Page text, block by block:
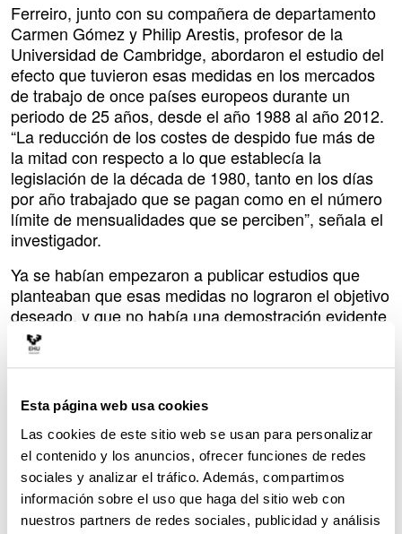
Esta página web usa cookies
Las cookies de este sitio web se usan para personalizar
el contenido y los anuncios, ofrecer funciones de redes
sociales y analizar el tráfico. Además, compartimos
información sobre el uso que haga del sitio web con
nuestros partners de redes sociales, publicidad y análisis
Ferreiro, junto con su compañera de departamento
Carmen Gómez y Philip Arestis, profesor de la
Universidad de Cambridge, abordaron el estudio del
efecto que tuvieron esas medidas en los mercados
de trabajo de once países europeos durante un
periodo de 25 años, desde el año 1988 al año 2012.
“La reducción de los costes de despido fue más de
la mitad con respecto a lo que establecía la
legislación de la década de 1980, tanto en los días
por año trabajado que se pagan como en el número
límite de mensualidades que se perciben”, señala el
investigador.
Ya se habían empezaron a publicar estudios que
planteaban que esas medidas no lograron el objetivo
deseado, y que no había una demostración evidente
de que hubieran producido una mayor creación de
empleo. “Nosotros decidimos analizar la repercusión
sobre el empleo total, sino también sobre el empleo
permanente y el empleo temporal. Estudiamos cada
uno de esos aspectos por separado”, comenta
Ferreiro.
Los resultados del análisis fueron claros, “más
evidentes de lo que esperábamos encontrar”,